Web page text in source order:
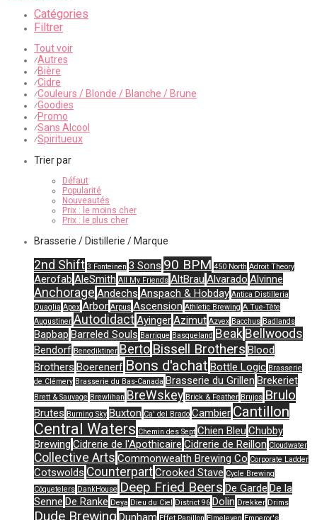
Catégories
Filtrer
Tout voir
⁄Autres
⁄Bière
⁄Cidre
⁄Couleurs / Blonde / Blanche / Brune
⁄Goodies
⁄Promo
⁄Sans Alcool
⁄Spiritueux
Trier par
Défaut
Popularité
Nouveautés
Prix : le moins cher
Prix : le plus cher
Brasserie / Distillerie / Marque
2nd Shift 3 Fonteinen 3 Sons 90 BPM 450 North Adroit Theory
Aerofab AleSmith All My Friends AltBrau Alvarado Alvinne
Anchorage Andechs Anspach & Hobday Antica Distilleria
Quaglia Apex Arbor Arpus Ascension Athletic Brewing A Tue-Tête
Augustiner AutodidactAyingerAzimut Azvex Bacchus Badlands
Bapbap Barreled Souls Barrique Basqueland Beak Bellwoods
Bendorf Benediktiner Berto Bissell Brothers Blood
Brothers Boerenerf Bons d'achat Bottle Logic Brasserie
de Clémery Brasserie du Bas-Canada Brasserie du Grillen Brekeriet
Brett & Sauvage Brewlihan BreWskey Brick & Feather Brujos Brulo
Brutes Burning Sky Buxton Ca' del Brado Cambier Cantillon
Central Waters Chemin des Sept Chien Bleu Chubby
Brewing Cidrerie de l'Apothicaire Cidrerie de Reillon Cloudwater
Collective Arts Commonwealth Brewing Co Corporate Ladder
Cotswolds CounterpartCrooked Stave Cycle Brewing
Côquetelers DankHouse Deep Fried Beers De Garde De la
Senne De Ranke Deya Dieu du Ciel District 96 Dolin Drekker Drims
Dude Brewing Dunham